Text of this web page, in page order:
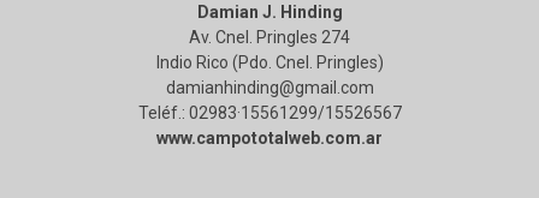
Damian J. Hinding
Av. Cnel. Pringles 274
Indio Rico (Pdo. Cnel. Pringles)
damianhinding@gmail.com
Teléf.: 02983·15561299/15526567
www.campototalweb.com.ar